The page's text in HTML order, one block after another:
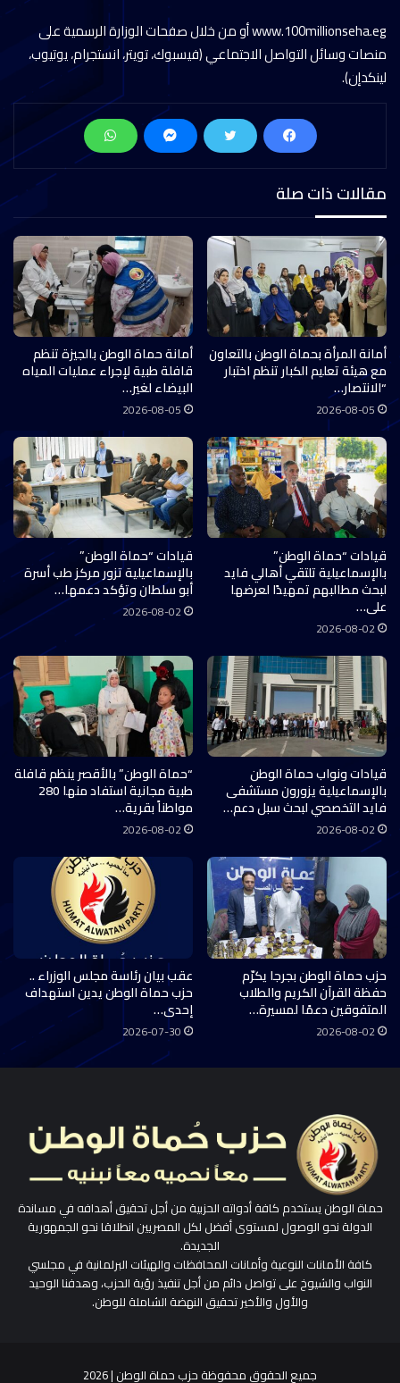
‏www.100millionseha.eg أو من خلال صفحات الوزارة الرسمية على
منصات وسائل التواصل الاجتماعي (فيسبوك، تويتر، انستجرام، يوتيوب،
لينكدإن).
مقالات ذات صلة
أمانة المرأة بحماة الوطن بالتعاون
مع هيئة تعليم الكبار تنظم اختبار
“الانتصار…
2026-08-05
أمانة حماة الوطن بالجيزة تنظم
قافلة طبية لإجراء عمليات المياه
البيضاء لغير…
2026-08-05
قيادات “حماة الوطن”
بالإسماعيلية تلتقي أهالي فايد
لبحث مطالبهم تمهيدًا لعرضها
على…
2026-08-02
قيادات “حماة الوطن”
بالإسماعيلية تزور مركز طب أسرة
أبو سلطان وتؤكد دعمها…
2026-08-02
قيادات ونواب حماة الوطن
بالإسماعيلية يزورون مستشفى
فايد التخصصي لبحث سبل دعم…
2026-08-02
“حماة الوطن” بالأقصر ينظم قافلة
طبية مجانية استفاد منها 280
مواطناً بقرية…
2026-08-02
حزب حماة الوطن بجرجا يكرّم
حفظة القرآن الكريم والطلاب
المتفوقين دعمًا لمسيرة…
2026-08-02
عقب بيان رئاسة مجلس الوزراء ..
حزب حماة الوطن يدين استهداف
إحدى…
2026-07-30
حماة الوطن يستخدم كافة أدواته الحزبية من أجل تحقيق أهدافه في مساندة
الدولة نحو الوصول لمستوى أفضل لكل المصريين انطلاقا نحو الجمهورية
الجديدة.
كافة الأمانات النوعية وأمانات المحافظات والهيئات البرلمانية في مجلسي
النواب والشيوخ على تواصل دائم من أجل تنفيذ رؤية الحزب، وهدفنا الوحيد
والأول والأخير تحقيق النهضة الشاملة للوطن.
جميع الحقوق محفوظة حزب حماة الوطن | 2026